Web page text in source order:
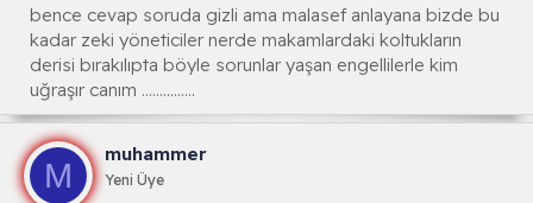
bence cevap soruda gizli ama malasef anlayana bizde bu
kadar zeki yöneticiler nerde makamlardaki koltukların
derisi bırakılıpta böyle sorunlar yaşan engellilerle kim
uğraşır canım ...............
M
muhammer
Yeni Üye